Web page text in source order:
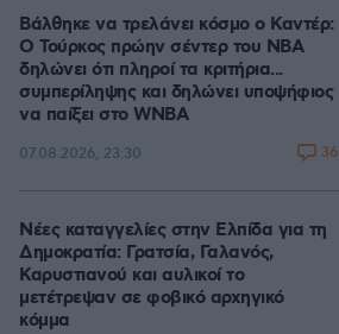
Βάλθηκε να τρελάνει κόσμο ο Καντέρ:
Ο Τούρκος πρώην σέντερ του NBA
δηλώνει ότι πληροί τα κριτήρια...
συμπερίληψης και δηλώνει υποψήφιος
να παίξει στο WNBA
07.08.2026, 23:30 36
Νέες καταγγελίες στην Ελπίδα για τη
Δημοκρατία: Γρατσία, Γαλανός,
Καρυστιανού και αυλικοί το
μετέτρεψαν σε φοβικό αρχηγικό
κόμμα